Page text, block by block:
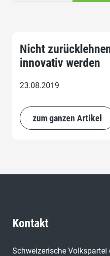
Nicht
innovativ werden
23.08.2019
zum ganzen Artikel
Kontakt
Schweizerische Volkspartei